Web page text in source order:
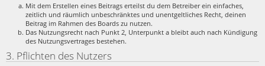
Mit dem Erstellen eines Beitrags erteilst du dem Betreiber ein einfaches,
zeitlich und räumlich unbeschränktes und unentgeltliches Recht, deinen
Beitrag im Rahmen des Boards zu nutzen.
Das Nutzungsrecht nach Punkt 2, Unterpunkt a bleibt auch nach Kündigung
des Nutzungsvertrages bestehen.
3. Pflichten des Nutzers